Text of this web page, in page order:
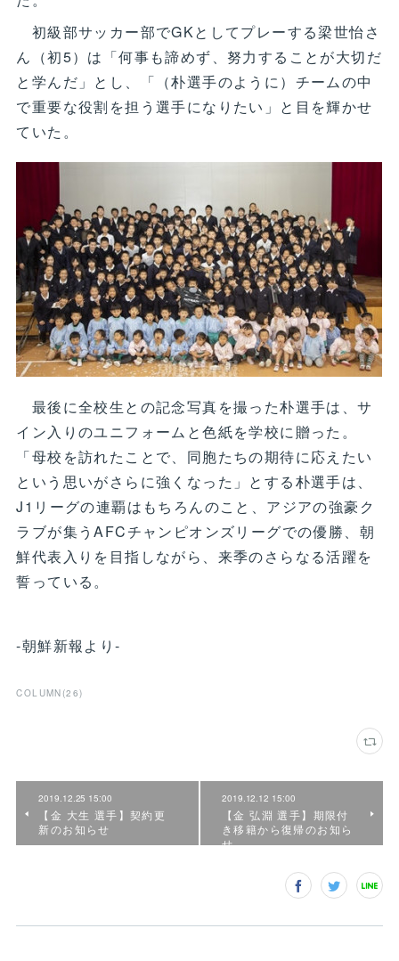
初級部サッカー部でGKとしてプレーする梁世怡さ
ん（初5）は「何事も諦めず、努力することが大切だ
と学んだ」とし、「（朴選手のように）チームの中
で重要な役割を担う選手になりたい」と目を輝かせ
ていた。
最後に全校生との記念写真を撮った朴選手は、サ
イン入りのユニフォームと色紙を学校に贈った。
「母校を訪れたことで、同胞たちの期待に応えたい
という思いがさらに強くなった」とする朴選手は、
J1リーグの連覇はもちろんのこと、アジアの強豪ク
ラブが集うAFCチャンピオンズリーグでの優勝、朝
鮮代表入りを目指しながら、来季のさらなる活躍を
誓っている。
-朝鮮新報より-
COLUMN (26)
2019.12.25 15:00
【金 大生 選手】契約更
新のお知らせ
2019.12.12 15:00
【金 弘淵 選手】期限付
き移籍から復帰のお知ら
せ